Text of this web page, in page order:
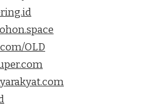
OLD